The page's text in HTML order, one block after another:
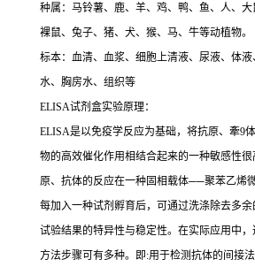
种属：马铃薯、鹿、羊、鸡、鸭、鱼、人、大
裸鼠、兔子、猪、犬、猴、马、牛等动植物。
标本：血清、血浆、细胞上清液、尿液、体
水、胸房水、组织等
ELISA试剂盒实验原理：
ELISA是以免疫学反应为基础，将抗原、牽9
物的高效催化作用相结合起来的一种敏感性
原、抗体的反应在一种固相载体──聚苯乙烯
每加入一种试剂孵育后，可通过洗涤除去多
试验结果的特异性与稳定性。在实际应用中
方法步骤可有多种。即:用于检测抗体的间接法